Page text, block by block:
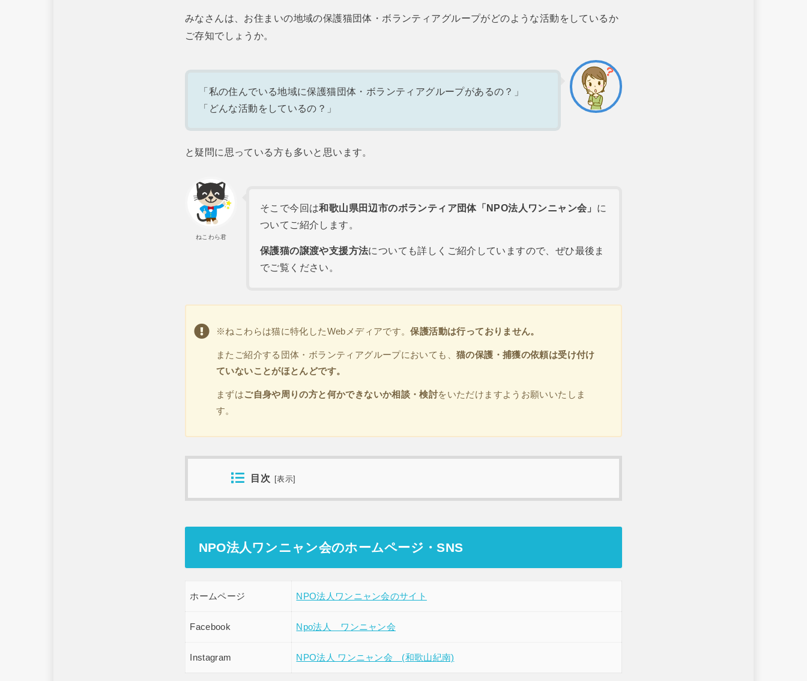
みなさんは、お住まいの地域の保護猫団体・ボランティアグループがどのような活動をしているか
ご存知でしょうか。
「私の住んでいる地域に保護猫団体・ボランティアグループがあるの？」
「どんな活動をしているの？」
と疑問に思っている方も多いと思います。
ねこわら君
そこで今回は和歌山県田辺市のボランティア団体「NPO法人ワンニャン会」 に
ついてご紹介します。
保護猫の譲渡や支援方法についても詳しくご紹介していますので、ぜひ最後ま
でご覧ください。
※ねこわらは猫に特化したWebメディアです。保護活動は行っておりません。
またご紹介する団体・ボランティアグループにおいても、 猫の保護・捕獲の依頼は受け付け
ていないことがほとんどです。
まずはご自身や周りの方と何かできないか相談・検討をいただけますようお願いいたしま
す。
目次 [表示
NPO法人ワンニャン会のホームページ・SNS
ホームページ NPO法人ワンニャン会のサイト
Facebook Npo法人 ワンニャン会
Instagram NPO法人 ワンニャン会 (和歌山紀南)